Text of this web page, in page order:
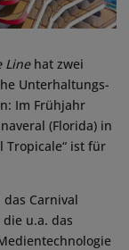
Linehat zwei
Unterhaltungs-
Im Frühjahr
(Florida) in
Tropicale“ ist für
Carnival
u.a. das